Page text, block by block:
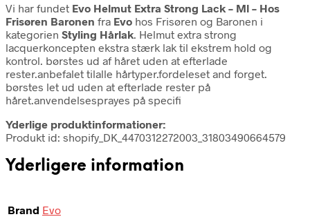
Vi har fundet Evo Helmut Extra Strong Lack – Ml – Hos
Frisøren Baronen fra Evo hos Frisøren og Baronen i
kategorien Styling Hårlak. Helmut extra strong
lacquerkoncepten ekstra stærk lak til ekstrem hold og
kontrol. børstes ud af håret uden at efterlade
rester.anbefalet tilalle hårtyper.fordeleset and forget.
børstes let ud uden at efterlade rester på
håret.anvendelsesprayes på specifi
Yderlige produktinformationer:
Produkt id: shopify_DK_4470312272003_31803490664579
Yderligere information
Brand Evo